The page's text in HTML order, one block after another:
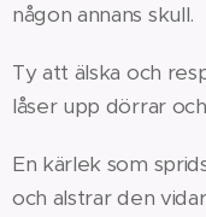
någon annans skull.
Ty att älska och
låser upp dörrar
En kärlek som
och alstrar den